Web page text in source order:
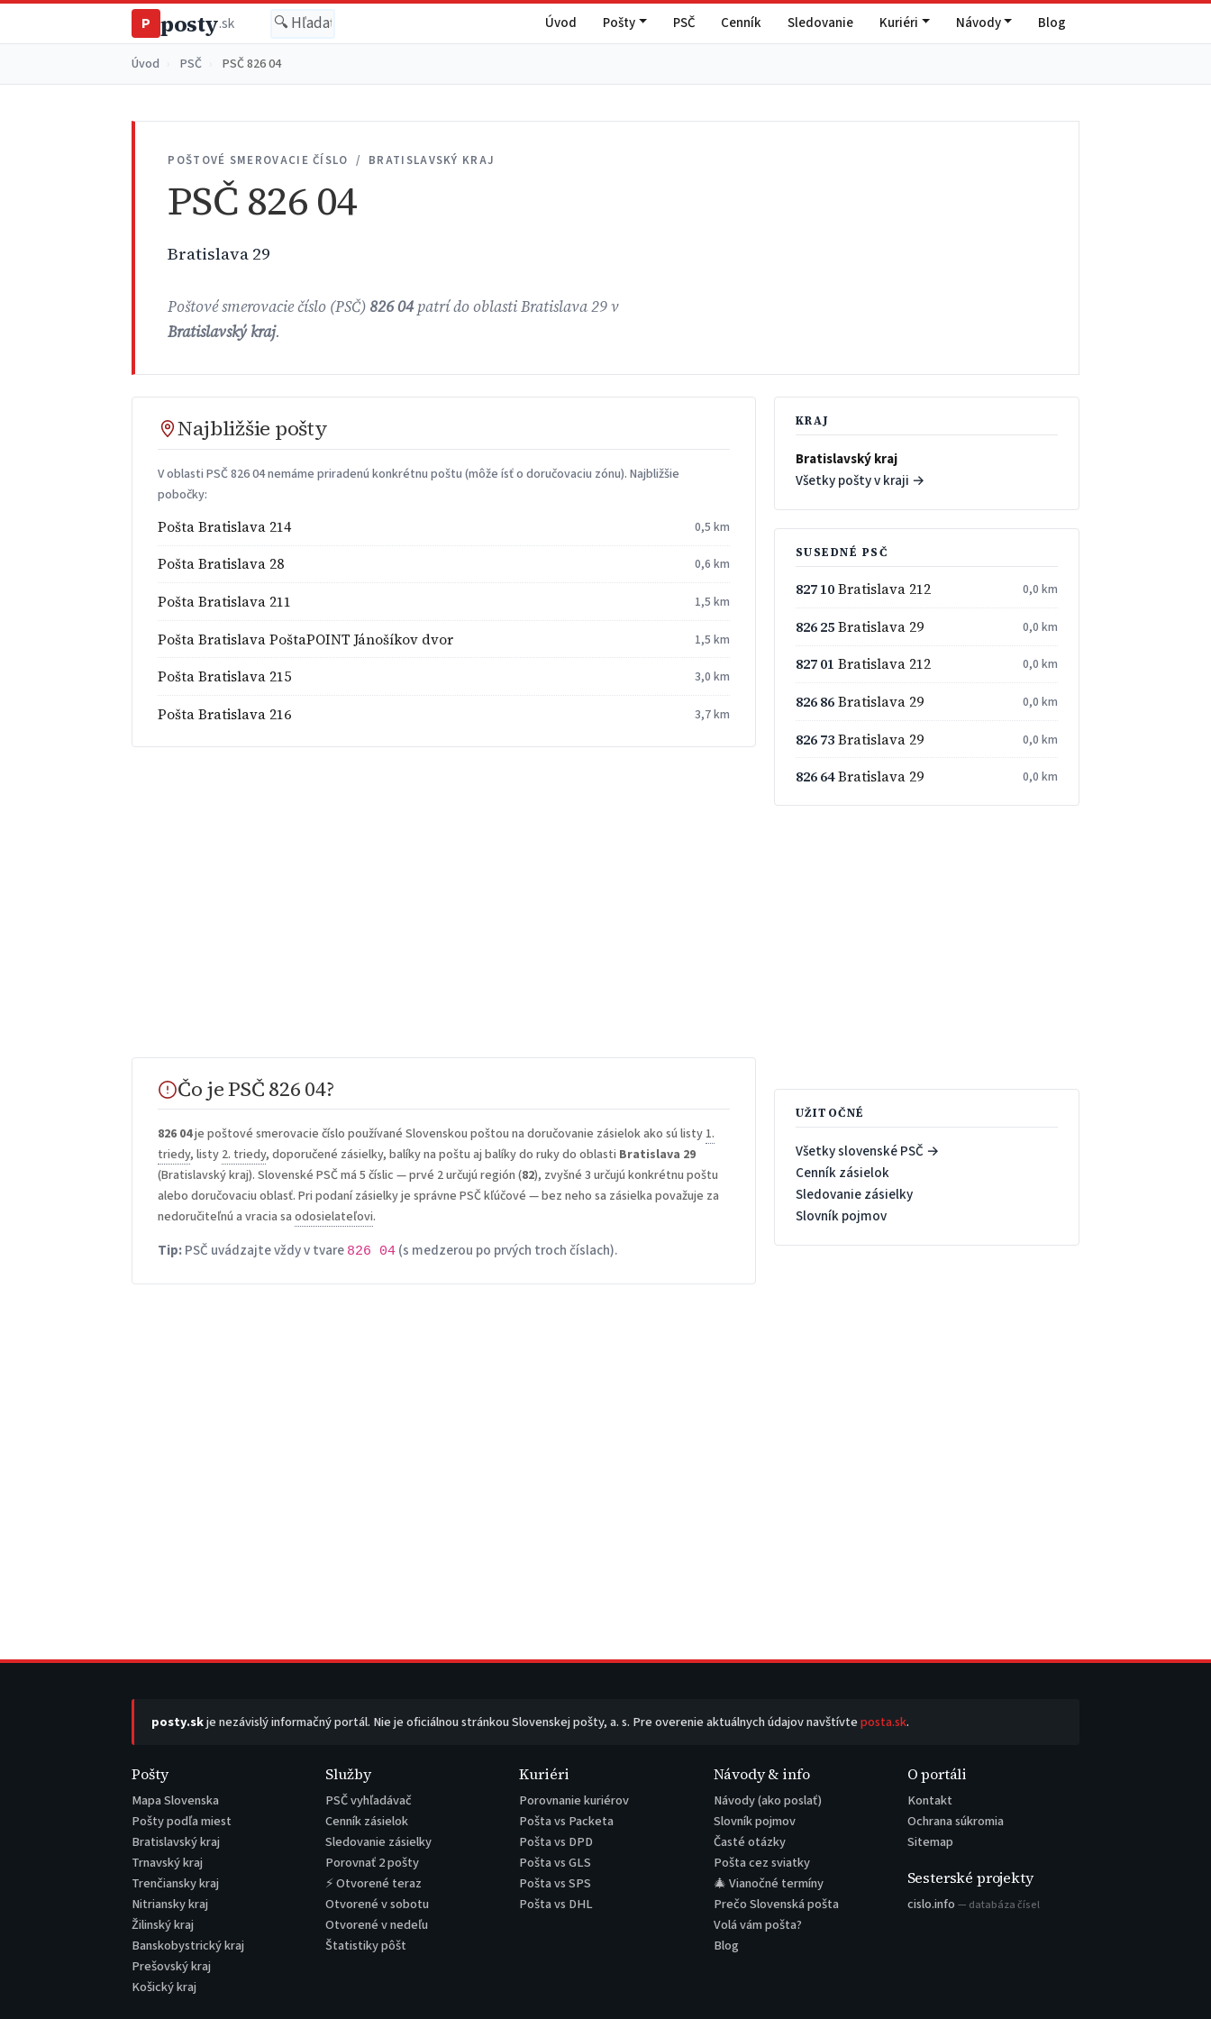
P posty.sk Úvod Pošty PSČ Cenník Sledovanie Kuriéri Návody Blog
Úvod PSČ PSČ 826 04
POŠTOVÉ SMEROVACIE ČÍSLO / BRATISLAVSKÝ KRAJ
PSČ 826 04
Bratislava 29
Poštové smerovacie číslo (PSČ) 826 04patrí do oblasti Bratislava 29 v
Bratislavský kraj.
Najbližšie pošty
V oblasti PSČ 826 04 nemáme priradenú konkrétnu poštu (môže ísť o doručovaciu zónu). Najbližšie
pobočky:
Pošta Bratislava 214 0,5 km
Pošta Bratislava 28 0,6 km
Pošta Bratislava 211 1,5 km
Pošta Bratislava PoštaPOINT Jánošíkov dvor 1,5 km
Pošta Bratislava 215 3,0 km
Pošta Bratislava 216 3,7 km
Čo je PSČ 826 04?
826 04je poštové smerovacie číslo používané Slovenskou poštou na doručovanie zásielok ako sú listy 1.
triedy, listy 2. triedy, doporučené zásielky, balíky na poštu aj balíky do ruky do oblasti Bratislava 29
(Bratislavský kraj). Slovenské PSČ má 5 číslic — prvé 2 určujú región (82), zvyšné 3 určujú konkrétnu poštu
alebo doručovaciu oblasť. Pri podaní zásielky je správne PSČ kľúčové — bez neho sa zásielka považuje za
nedoručiteľnú a vracia saodosielateľovi.
Tip:PSČ uvádzajte vždy v tvare 826 04 (s medzerou po prvých troch číslach).
KRAJ
Bratislavský kraj
Všetky pošty v kraji →
SUSEDNÉ PSČ
827 10Bratislava 212 0,0 km
826 25Bratislava 29 0,0 km
827 01 Bratislava 212 0,0 km
826 86Bratislava 29 0,0 km
826 73Bratislava 29 0,0 km
826 64Bratislava 29 0,0 km
UŽITOČNÉ
Všetky slovenské PSČ →
Cenník zásielok
Sledovanie zásielky
Slovník pojmov
posty.skje nezávislý informačný portál. Nie je oficiálnou stránkou Slovenskej pošty, a. s. Pre overenie aktuálnych údajov navštívteposta.sk.
Pošty
Mapa Slovenska
Pošty podľa miest
Bratislavský kraj
Trnavský kraj
Trenčiansky kraj
Nitriansky kraj
Žilinský kraj
Banskobystrický kraj
Prešovský kraj
Košický kraj
Služby
PSČ vyhľadávač
Cenník zásielok
Sledovanie zásielky
Porovnať 2 pošty
⚡ Otvorené teraz
Otvorené v sobotu
Otvorené v nedeľu
Štatistiky pôšt
Kuriéri
Porovnanie kuriérov
Pošta vs Packeta
Pošta vs DPD
Pošta vs GLS
Pošta vs SPS
Pošta vs DHL
Návody & info
Návody (ako poslať)
Slovník pojmov
Časté otázky
Pošta cez sviatky
🎄 Vianočné termíny
Prečo Slovenská pošta
Volá vám pošta?
Blog
O portáli
Kontakt
Ochrana súkromia
Sitemap
Sesterské projekty
cislo.info — databáza čísel